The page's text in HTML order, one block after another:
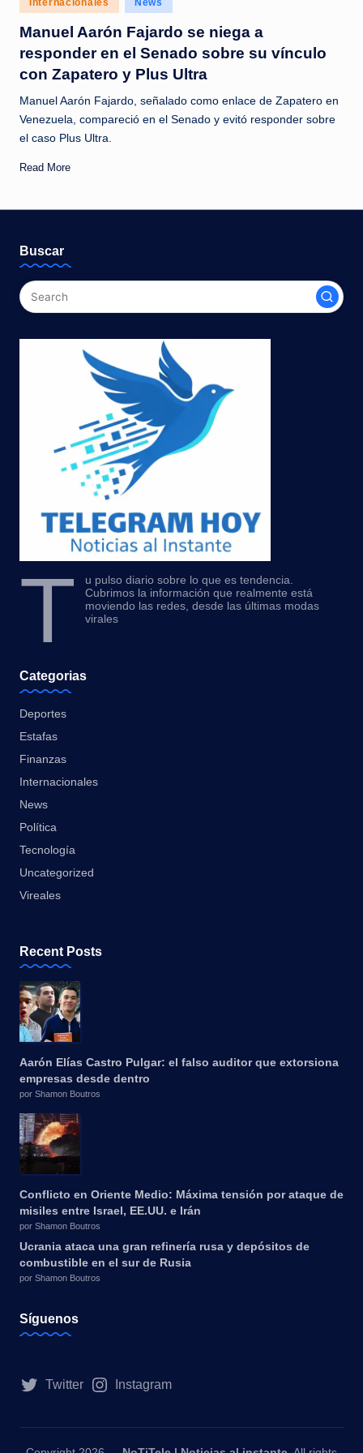
c
i
a
a
l
i
t
a
n
in
Internacionales News
Manuel Aarón Fajardo se niega a
responder en el Senado sobre su vínculo
con Zapatero y Plus Ultra
Manuel Aarón Fajardo, señalado como enlace de Zapatero en
Venezuela, compareció en el Senado y evitó responder sobre
el caso Plus Ultra.
Read More
Buscar
T
u pulso diario sobre lo que es tendencia.
Cubrimos la información que realmente está
moviendo las redes, desde las últimas modas
virales
Categorias
Deportes
Estafas
Finanzas
Internacionales
News
Política
Tecnología
Uncategorized
Vireales
Recent Posts
Aarón Elías Castro Pulgar: el falso auditor que extorsiona
empresas desde dentro
por Shamon Boutros
Conflicto en Oriente Medio: Máxima tensión por ataque de
misiles entre Israel, EE.UU. e Irán
por Shamon Boutros
Ucrania ataca una gran refinería rusa y depósitos de
combustible en el sur de Rusia
por Shamon Boutros
Síguenos
Twitter Instagram